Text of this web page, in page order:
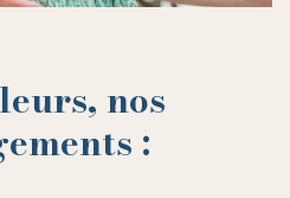
nos
: